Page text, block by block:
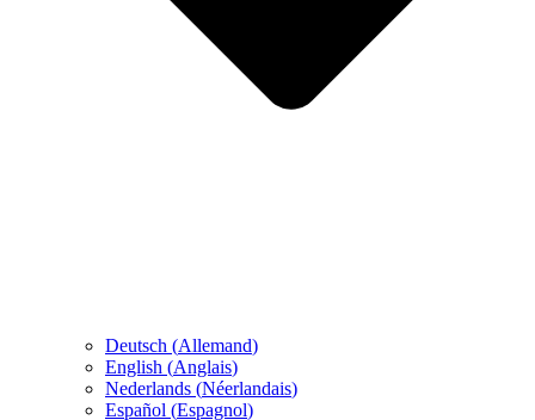
Deutsch (Allemand)
English (Anglais)
Nederlands (Néerlandais)
Español (Espagnol)